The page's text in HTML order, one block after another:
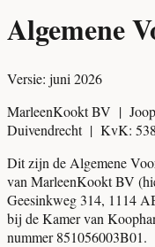
Algemene
Versie: juni 2026
MarleenKookt BV |
Duivendrecht | KvK:
Dit zijn de Algemene
van MarleenKookt BV
Geesinkweg 314, 1114
bij de Kamer van
nummer 851056003B01.